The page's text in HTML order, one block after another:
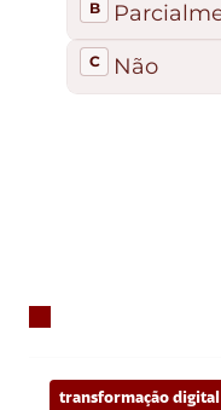
transformação digital